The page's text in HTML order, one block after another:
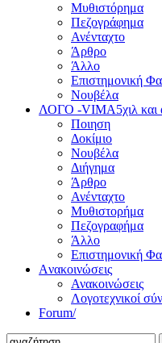
Μυθιστόρημα
Πεζογράφημα
Ανένταχτο
Άρθρο
Άλλο
Επιστημονική
Νουβέλα
ΛΟΓΟ -VIMA5χιλ
Ποιηση
Δοκίμιο
Νουβέλα
Διήγημα
Άρθρο
Ανένταχτο
Μυθιστορήμα
Πεζογραφήμα
Άλλο
Επιστημονική
Aνακοινώσεις
Ανακοινώσεις
Λογοτεχνικοί
Forum/